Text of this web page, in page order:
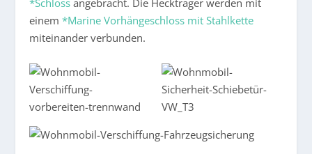
einem*Marine Vorhängeschloss mit Stahlkette
miteinander verbunden.